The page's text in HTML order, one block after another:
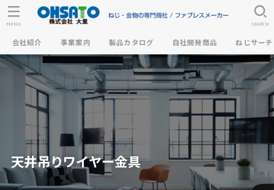
会社紹介 事業案内 製品カタログ 自社開発商品 ねじサーチ
SEARCH
MENU
天井吊りワイヤー金具